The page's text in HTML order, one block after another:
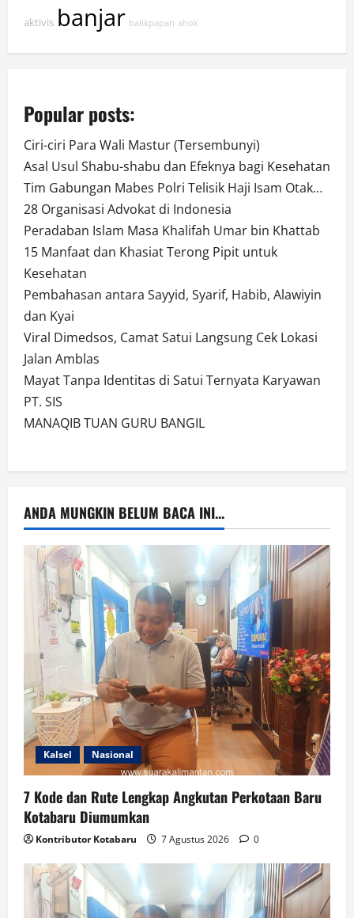
aktivis banjar balikpapan ahok
Popular posts:
Ciri-ciri Para Wali Mastur (Tersembunyi)
Asal Usul Shabu-shabu dan Efeknya bagi Kesehatan
Tim Gabungan Mabes Polri Telisik Haji Isam Otak…
28 Organisasi Advokat di Indonesia
Peradaban Islam Masa Khalifah Umar bin Khattab
15 Manfaat dan Khasiat Terong Pipit untuk
Kesehatan
Pembahasan antara Sayyid, Syarif, Habib, Alawiyin
dan Kyai
Viral Dimedsos, Camat Satui Langsung Cek Lokasi
Jalan Amblas
Mayat Tanpa Identitas di Satui Ternyata Karyawan
PT. SIS
MANAQIB TUAN GURU BANGIL
ANDA MUNGKIN BELUM BACA INI...
Kalsel Nasional
7 Kode dan Rute Lengkap Angkutan Perkotaan Baru
Kotabaru Diumumkan
Kontributor Kotabaru 7 Agustus 2026 0